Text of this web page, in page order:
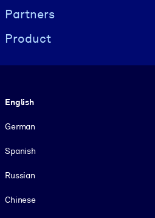
Partners
Product
English
German
Spanish
Russian
Chinese